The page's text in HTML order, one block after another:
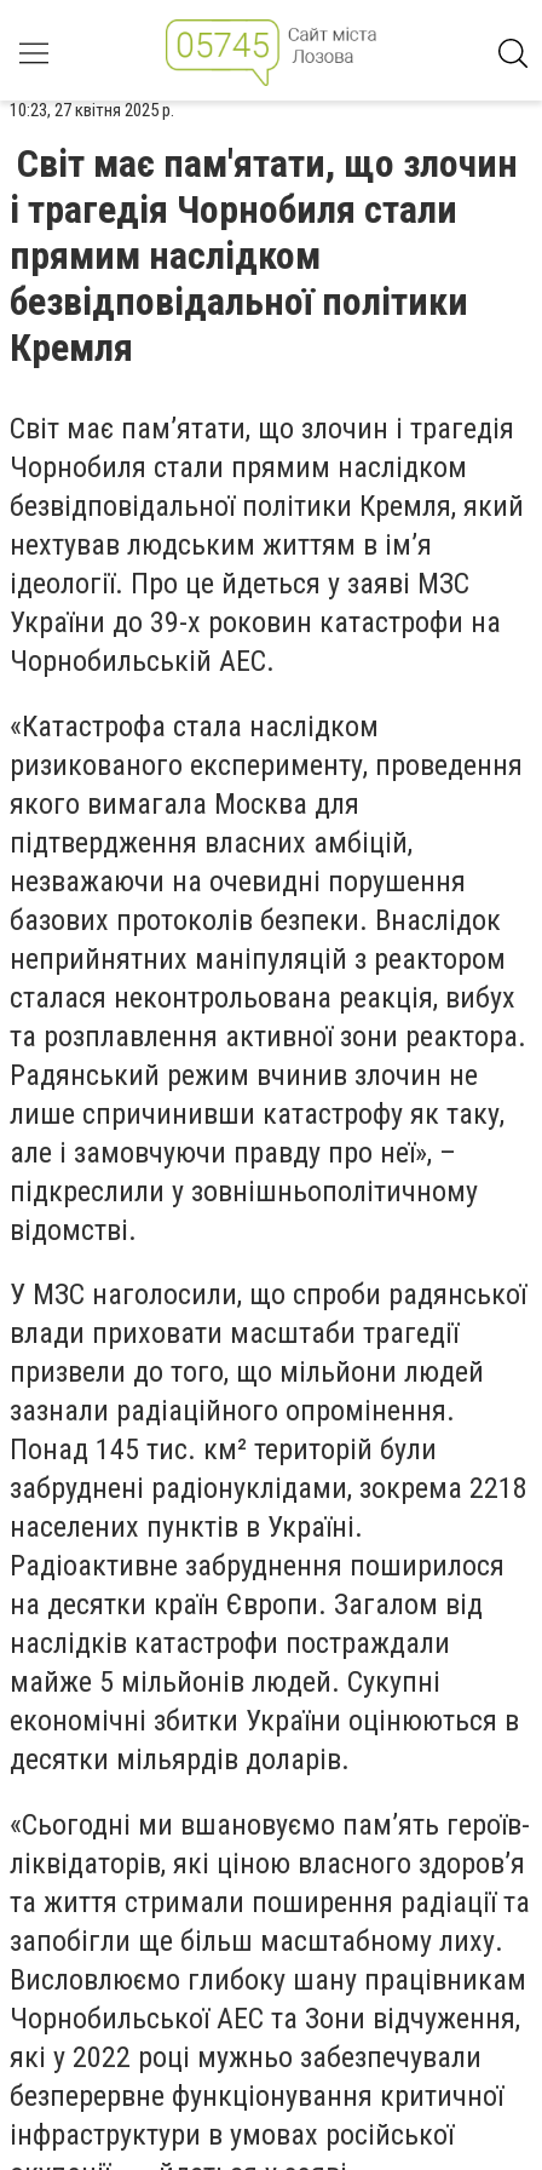
10:23, 27 квітня 2025 р.
Світ має пам'ятати, що злочин
і трагедія Чорнобиля стали
прямим наслідком
безвідповідальної політики
Кремля
Світ має пам’ятати, що злочин і трагедія
Чорнобиля стали прямим наслідком
безвідповідальної політики Кремля, який
нехтував людським життям в ім’я
ідеології. Про це йдеться у заяві МЗС
України до 39-х роковин катастрофи на
Чорнобильській АЕС.
«Катастрофа стала наслідком
ризикованого експерименту, проведення
якого вимагала Москва для
підтвердження власних амбіцій,
незважаючи на очевидні порушення
базових протоколів безпеки. Внаслідок
неприйнятних маніпуляцій з реактором
сталася неконтрольована реакція, вибух
та розплавлення активної зони реактора.
Радянський режим вчинив злочин не
лише спричинивши катастрофу як таку,
але і замовчуючи правду про неї», –
підкреслили у зовнішньополітичному
відомстві.
У МЗС наголосили, що спроби радянської
влади приховати масштаби трагедії
призвели до того, що мільйони людей
зазнали радіаційного опромінення.
Понад 145 тис. км² територій були
забруднені радіонуклідами, зокрема 2218
населених пунктів в Україні.
Радіоактивне забруднення поширилося
на десятки країн Європи. Загалом від
наслідків катастрофи постраждали
майже 5 мільйонів людей. Сукупні
економічні збитки України оцінюються в
десятки мільярдів доларів.
«Сьогодні ми вшановуємо пам’ять героїв-
ліквідаторів, які ціною власного здоров’я
та життя стримали поширення радіації та
запобігли ще більш масштабному лиху.
Висловлюємо глибоку шану працівникам
Чорнобильської АЕС та Зони відчуження,
які у 2022 році мужньо забезпечували
безперервне функціонування критичної
інфраструктури в умовах російської